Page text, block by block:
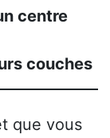
centre
couches
que vous